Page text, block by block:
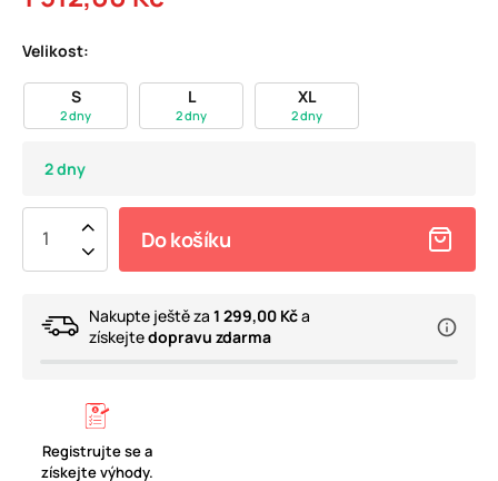
Velikost:
S
2 dny
L
2 dny
XL
2 dny
2 dny
Do košíku
Nakupte ještě za 1 299,00 Kča
získejtedopravu zdarma
Registrujte se a
získejte výhody.